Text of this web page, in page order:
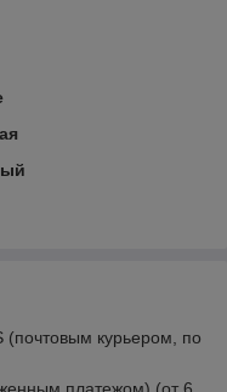
(почтовым курьером, по